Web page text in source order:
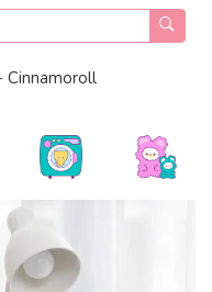
Cinnamoroll